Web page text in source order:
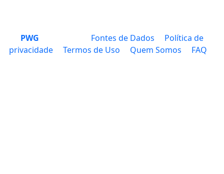
PWG Fontes de Dados
Política de
privacidade
Termos de Uso Quem Somos FAQ